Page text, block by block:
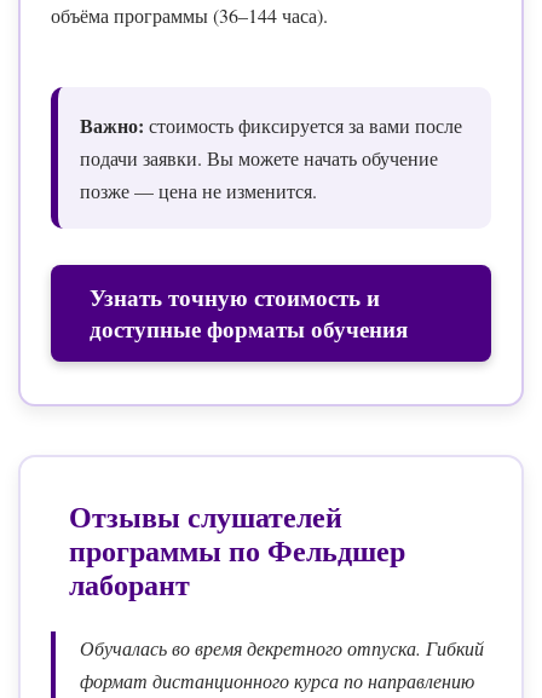
объёма программы (36–144 часа).
Важно: стоимость фиксируется за вами после
подачи заявки. Вы можете начать обучение
позже — цена не изменится.
Узнать точную стоимость и
доступные форматы обучения
Отзывы слушателей
программы по Фельдшер
лаборант
Обучалась во время декретного отпуска. Гибкий
формат дистанционного курса по направлению